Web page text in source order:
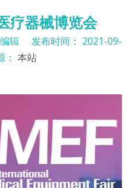
疗器械博览会
辑 发布时间： 2021-09-
本站